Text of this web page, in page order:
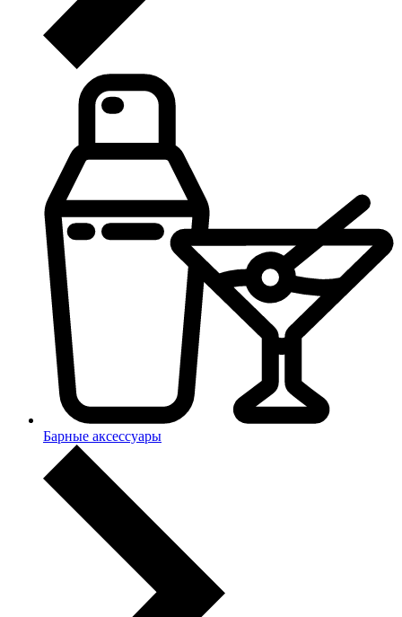
Барные аксессуары